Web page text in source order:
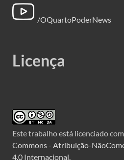
/OQuartoPoderNews
Licença
Este trabalho está licenciado
Commons - Atribuição-
4.0 Internacional